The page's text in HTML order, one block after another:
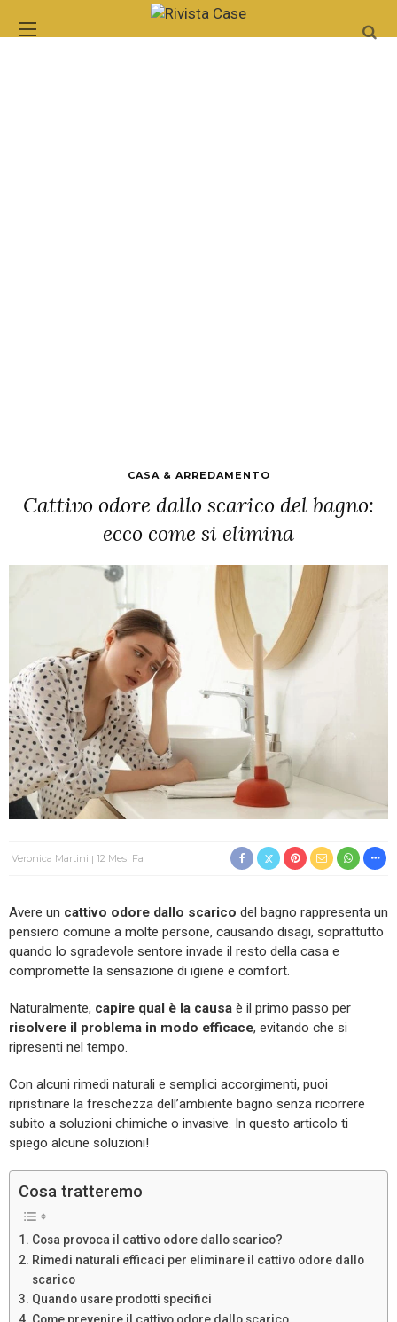
CASA & ARREDAMENTO
Cattivo odore dallo scarico del bagno:
ecco come si elimina
Veronica Martini 12 Mesi Fa
Avere un cattivo odore dallo scarico del bagno rappresenta un
pensiero comune a molte persone, causando disagi, soprattutto
quando lo sgradevole sentore invade il resto della casa e
compromette la sensazione di igiene e comfort.
Naturalmente, capire qual è la causa è il primo passo per
risolvere il problema in modo efficace, evitando che si
ripresenti nel tempo.
Con alcuni rimedi naturali e semplici accorgimenti, puoi
ripristinare la freschezza dell’ambiente bagno senza ricorrere
subito a soluzioni chimiche o invasive. In questo articolo ti
spiego alcune soluzioni!
Cosa tratteremo
Cosa provoca il cattivo odore dallo scarico?
Rimedi naturali efficaci per eliminare il cattivo odore dallo
scarico
Quando usare prodotti specifici